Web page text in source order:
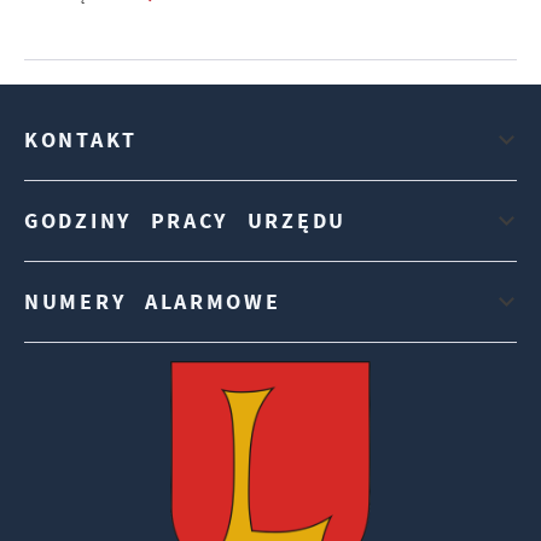
KONTAKT
GODZINY PRACY URZĘDU
NUMERY ALARMOWE